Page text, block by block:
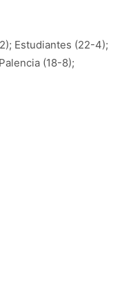
Estudiantes (22-4);
(18-8);